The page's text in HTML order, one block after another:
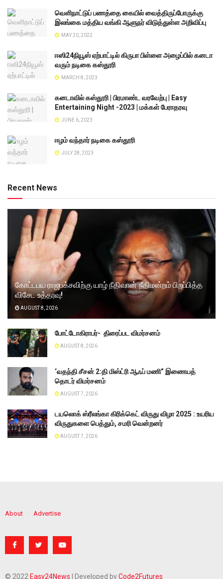
வெளிநாட்டுப் பணத்தை கையில் வைத்திருப்போருக்கு
இலங்கை மத்திய வங்கி ஆளுநர் விடுத்துள்ள அறிவிப்பு
MAY 20, 2022
ஈஸி24நியூஸ் ஏற்பாட்டில் கிருபா பிள்ளை அழைப்பில் கனடா
வரும் நடிகை கஸ்தூரி
MARCH 8, 2023
கனடாவில் கஸ்தூரி | பிரமாண்ட வரவேற்பு | Easy
Entertaining Night -2023 | மக்கள் பேராதரவு
JUNE 6, 2023
ஈழம் வந்தார் நடிகை கஸ்தூரி
JULY 28, 2023
Recent News
கோட்டபய ராஜபக்சவிற்கு யாழ் நீதிவான் நீதிமன்றம் பிறப்பித்த
விசேட உத்தரவு!
AUGUST 8, 2026
போட்டோகிராபர்- ‌ திரைப்பட விமர்சனம்
AUGUST 8, 2026
‘வதந்தி சீசன் 2:தி மிஸ்ட்ரி ஆஃப் மணி” இணையத்
தொடர் விமர்சனம்
AUGUST 7, 2026
டயலொக் ஸ்ரீலங்கா கிரிக்கெட் விருது விழா 2025 : உயரிய
விருதுகளை பெத்தும், சமரி வென்றனர்
AUGUST 7, 2026
About Advertise
© 2022 Easy24News | Developed byCode2Futures